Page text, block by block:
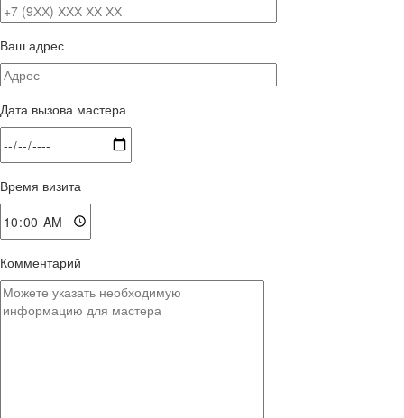
Ваш адрес
Дата вызова мастера
Время визита
Комментарий